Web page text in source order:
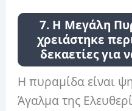
7. Η Μεγάλη
χρειάστηκε
δεκαετίες για
Η πυραμίδα είναι
Άγαλμα της